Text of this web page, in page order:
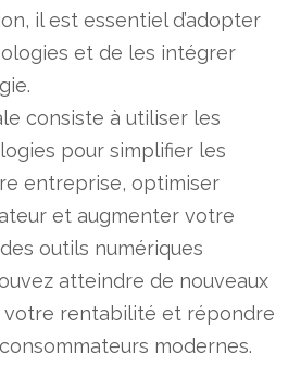
il est essentiel d’adopter
et de les intégrer
consiste à utiliser les
pour simplifier les
entreprise, optimiser
et augmenter votre
outils numériques
atteindre de nouveaux
votre rentabilité et répondre
modernes.